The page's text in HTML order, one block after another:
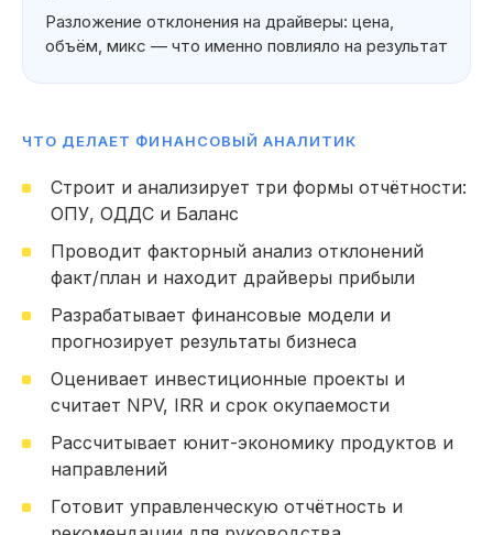
Разложение отклонения на драйверы: цена,
объём, микс — что именно повлияло на результат
ЧТО ДЕЛАЕТ ФИНАНСОВЫЙ АНАЛИТИК
Строит и анализирует три формы отчётности:
ОПУ, ОДДС и Баланс
Проводит факторный анализ отклонений
факт/план и находит драйверы прибыли
Разрабатывает финансовые модели и
прогнозирует результаты бизнеса
Оценивает инвестиционные проекты и
считает NPV, IRR и срок окупаемости
Рассчитывает юнит-экономику продуктов и
направлений
Готовит управленческую отчётность и
Мои
отклонений и выявляю драйверы
указать
в резюме
кейсов, которые встречались нашим
от выпускников, которые прошли отбор
в крупные компании)
(ОПУ, ОДДС, Баланс) и анализирую
финансовое состояние компании
153 часа практики: Работа над проектами,